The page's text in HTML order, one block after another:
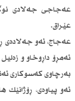
عەجاجی جەلادی
عێراق.
عەجاج، ئەو جەلادەی
ئەمڕۆ داڕوخاو و
بەرچاوی کەسوکاری
ئەو پیاوەی، ڕۆژانێك